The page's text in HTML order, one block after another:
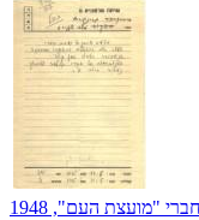
"מועצת העם", 1948